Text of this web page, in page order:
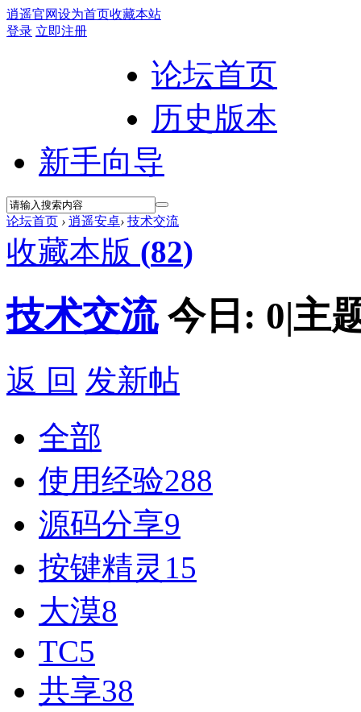
逍遥官网设为首页收藏本站
登录 立即注册
论坛首页
历史版本
新手向导
论坛首页 › 逍遥安卓› 技术交流
收藏本版 (82)
技术交流 今日: 0|主
返 回 发新帖
全部
使用经验288
源码分享9
按键精灵 15
大漠8
TC5
共享38